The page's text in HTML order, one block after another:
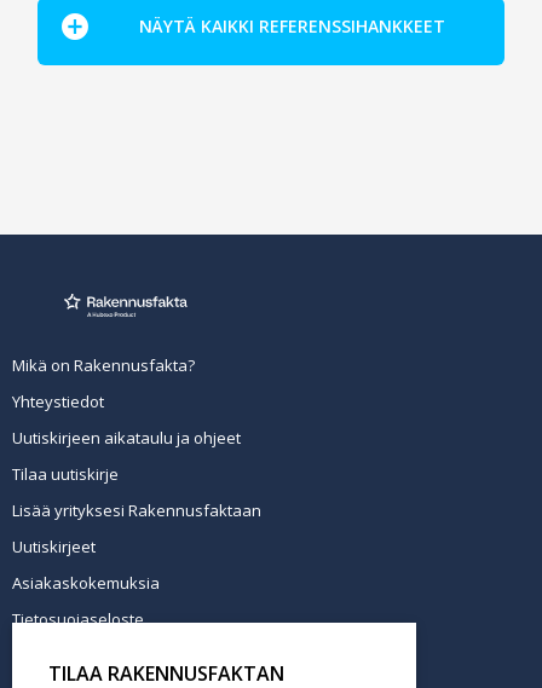
NÄYTÄ KAIKKI REFERENSSIHANKKEET
Mikä on Rakennusfakta?
Yhteystiedot
Uutiskirjeen aikataulu ja ohjeet
Tilaa uutiskirje
Lisää yrityksesi Rakennusfaktaan
Uutiskirjeet
Asiakaskokemuksia
Tietosuojaseloste
TILAA RAKENNUSFAKTAN